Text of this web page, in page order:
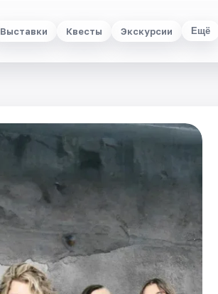
Выставки Квесты Экскурсии Ещё